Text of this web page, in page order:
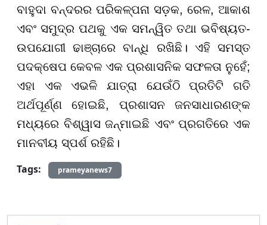
ବାହୁଦା ବନ୍ଦରର ପରିକଳ୍ପନା ସଡ଼କ, ରେଳ, ଆକାଶ
ଏବଂ ସମୁଦ୍ର ପଥକୁ ଏକ ସମନ୍ୱିତ ତଥା ଭବିଷ୍ୟତ-
ଉପଯୋଗୀ ଢାଞ୍ଚାରେ ବାନ୍ଧି ରଖିଛି। ଏହି ସମସ୍ତ
ପଦକ୍ଷେପ କେବଳ ଏକ ପ୍ରଶାସନିକ ସଫଳତା ନୁହେଁ;
ଏହା ଏକ ଏଭଳି ଯାତ୍ରା ଯେଉଁଠି ପ୍ରତିଟି ଗତି
ଅର୍ଥପୂର୍ଣ୍ଣ ହୋଇଛି, ପ୍ରଶାସନ ଜନସାଧାରଣଙ୍କ
ମଧ୍ୟରେ ବିଶ୍ୱାସ ଜନ୍ମାଇଛି ଏବଂ ପ୍ରଗତିରେ ଏକ
ମାନବୀୟ ସ୍ପର୍ଶ ରହିଛି।
Tags:
prameyanews7